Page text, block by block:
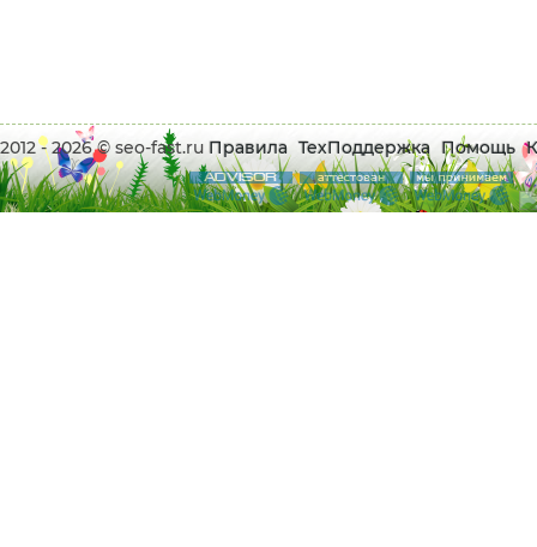
2012 - 2026 © seo-fast.ru Правила ТехПоддержка Помощь